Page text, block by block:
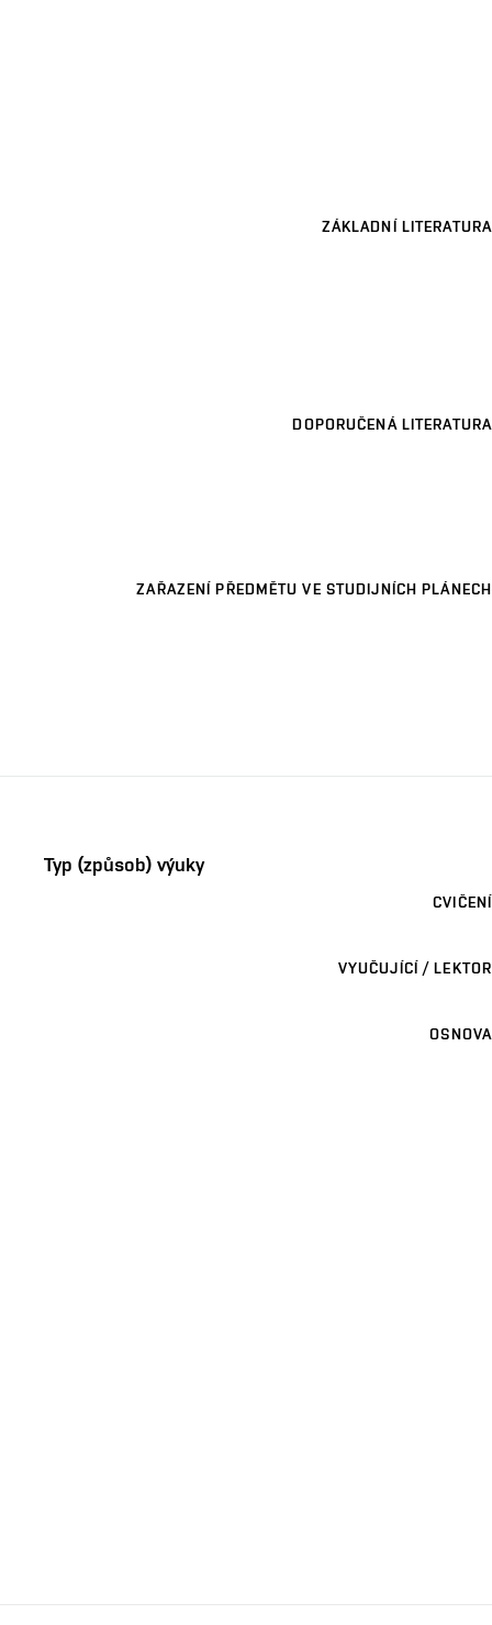
ZÁKLADNÍ LITERATURA
DOPORUČENÁ LITERATURA
ZAŘAZENÍ PŘEDMĚTU VE STUDIJNÍCH PLÁNECH
Typ (způsob) výuky
CVIČENÍ
VYUČUJÍCÍ / LEKTOR
OSNOVA